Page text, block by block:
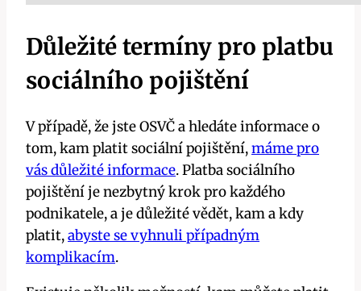
Důležité termíny pro platbu
sociálního pojištění
V případě, že jste OSVČ a hledáte informace o
tom, kam platit sociální pojištění,máme pro
vás důležité informace. Platba sociálního
pojištění je nezbytný krok pro každého
podnikatele, a je důležité vědět, kam a kdy
platit,abyste se vyhnuli případným
komplikacím.